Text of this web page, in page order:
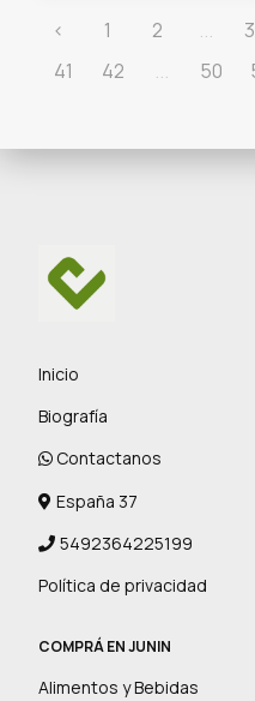
‹ 1 2 ...
41
42 ... 50
Inicio
Biografía
Contactanos
España 37
5492364225199
Política de privacidad
COMPRÁ EN JUNIN
Alimentos y Bebidas